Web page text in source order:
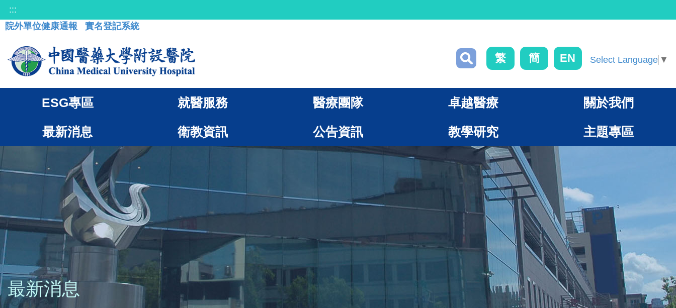
:::
院外單位健康通報
實名登記系統
繁 簡 EN Select Language ▼
ESG專區 就醫服務 醫療團隊 卓越醫療 關於我們
最新消息 衛教資訊 公告資訊 教學研究 主題專區
最新消息